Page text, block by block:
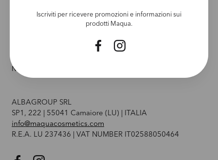
Iscriviti per ricevere promozioni e informazioni sui
prodotti Maqua.
FacebookInstagram
RESTA AGGIORNAT* SULLE NOVITÀ MAQUA. PER TE UN 20% DI SCONTO
Newsletter Policy
ALBAGROUP SRL
SP1, 222 | 55041 Camaiore (LU) | ITALIA
info@maquacosmetics.com
R.E.A. LU 237436 | VAT NUMBER IT02588050464